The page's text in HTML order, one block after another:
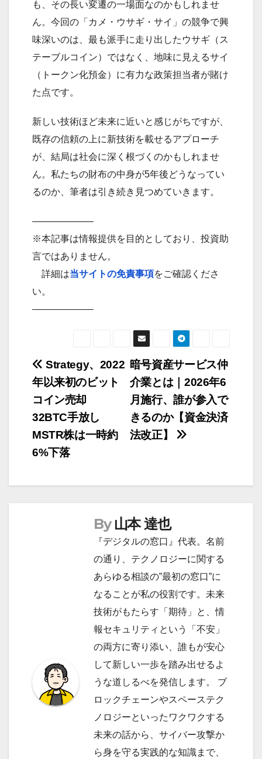
も、その長い変遷の一場面なのかもしれませ
ん。今回の「カメ・ウサギ・サイ」の競争で興
味深いのは、最も派手に走り出したウサギ（ス
テーブルコイン）ではなく、地味に見えるサイ
（トークン化預金）に有力な政策担当者が賭け
た点です。
新しい技術ほど未来に近いと感じがちですが、
既存の信頼の上に新技術を載せるアプローチ
が、結局は社会に深く根づくのかもしれませ
ん。私たちの財布の中身が5年後どうなってい
るのか、筆者は引き続き見つめていきます。
——————–
※本記事は情報提供を目的としており、投資助
言ではありません。
詳細は当サイトの免責事項をご確認くださ
い。
——————–
投
稿
ナ
ー
暗号資産サービス仲
介業とは｜2026年6
月施行、誰が参入で
きるのか【資金決済
法改正】
Strategy、2022
年以来初のビット
コイン売却
32BTC手放し
MSTR株は一時約
6%下落
By 山本 達也
『デジタルの窓口』代表。名前
の通り、テクノロジーに関する
あらゆる相談の”最初の窓口”に
なることが私の役割です。未来
技術がもたらす「期待」と、情
報セキュリティという「不安」
の両方に寄り添い、誰もが安心
して新しい一歩を踏み出せるよ
うな道しるべを発信します。 ブ
ロックチェーンやスペーステク
ノロジーといったワクワクする
未来の話から、サイバー攻撃か
ら身を守る実践的な知識まで、